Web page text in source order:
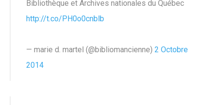
Bibliothèque et Archives nationales du Québec
http://t.co/PH0o0cnblb
— marie d. martel (@bibliomancienne) 2 Octobre
2014